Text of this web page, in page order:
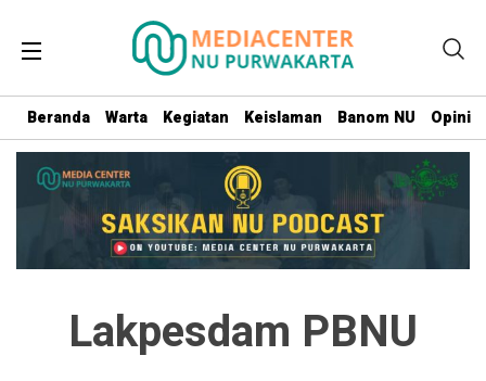
Beranda Warta Kegiatan Keislaman Banom NU Opini
Lakpesdam PBNU